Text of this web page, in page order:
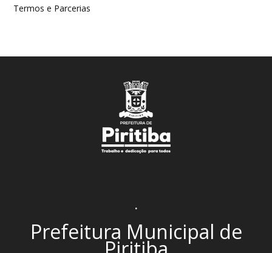
Termos e Parcerias
.
Prefeitura Municipal de